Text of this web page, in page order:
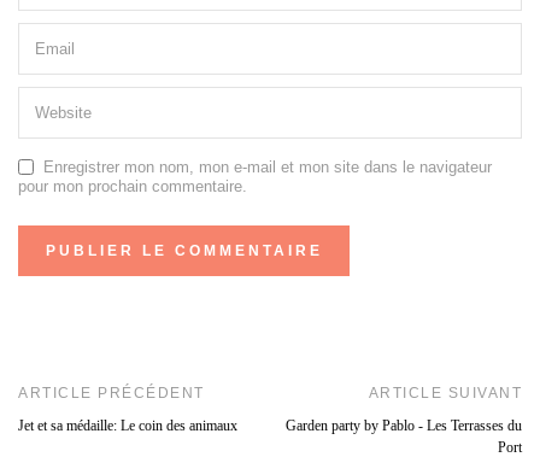
Enregistrer mon nom, mon e-mail et mon site dans le navigateur
pour mon prochain commentaire.
ARTICLE PRÉCÉDENT
Jet et sa médaille: Le coin des animaux
ARTICLE SUIVANT
Garden party by Pablo - Les Terrasses du
Port